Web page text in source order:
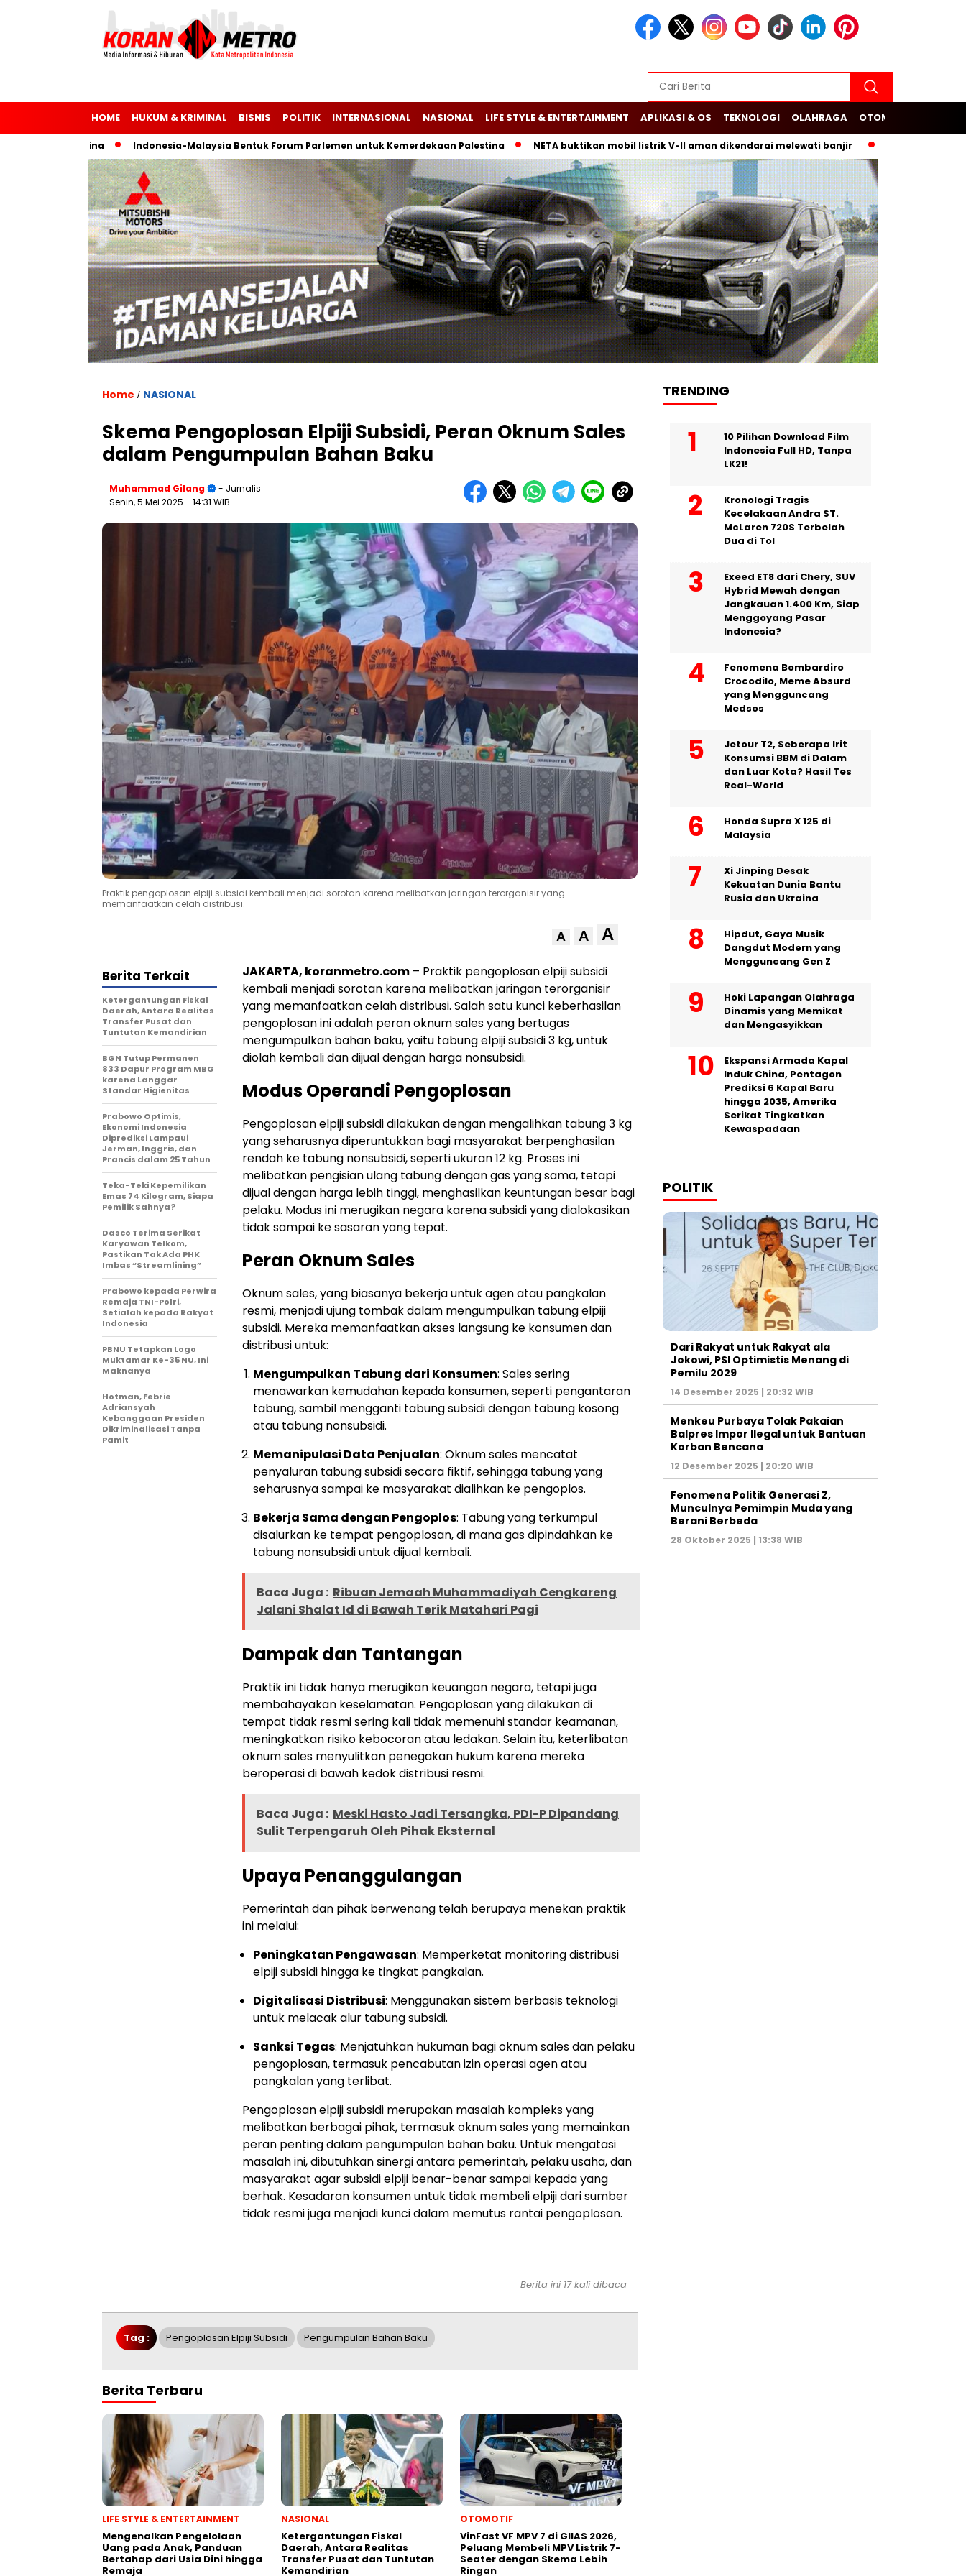
HOME HUKUM & KRIMINAL BISNIS POLITIK INTERNASIONAL NASIONAL LIFE STYLE & ENTERTAINMENT APLIKASI & OS TEKNOLOGI OLAHRAGA OTOMOTIF
Indonesia-Malaysia Bentuk Forum Parlemen untuk Kemerdekaan Palestina NETA buktikan mobil listrik V-II aman dikendarai melewati banjir Budi Arie Setiadi dan
Home / NASIONAL
Skema Pengoplosan Elpiji Subsidi, Peran Oknum Sales
dalam Pengumpulan Bahan Baku
Muhammad Gilang
- Jurnalis
Senin, 5 Mei 2025 - 14:31 WIB
Praktik pengoplosan elpiji subsidi kembali menjadi sorotan karena melibatkan jaringan terorganisir yang
memanfaatkan celah distribusi.
A A A
JAKARTA, koranmetro.com – Praktik pengoplosan elpiji subsidi
kembali menjadi sorotan karena melibatkan jaringan terorganisir
yang memanfaatkan celah distribusi. Salah satu kunci keberhasilan
pengoplosan ini adalah peran oknum sales yang bertugas
mengumpulkan bahan baku, yaitu tabung elpiji subsidi 3 kg, untuk
diolah kembali dan dijual dengan harga nonsubsidi.
Modus Operandi Pengoplosan
Pengoplosan elpiji subsidi dilakukan dengan mengalihkan tabung 3 kg
yang seharusnya diperuntukkan bagi masyarakat berpenghasilan
rendah ke tabung nonsubsidi, seperti ukuran 12 kg. Proses ini
melibatkan pengisian ulang tabung dengan gas yang sama, tetapi
dijual dengan harga lebih tinggi, menghasilkan keuntungan besar bagi
pelaku. Modus ini merugikan negara karena subsidi yang dialokasikan
tidak sampai ke sasaran yang tepat.
Peran Oknum Sales
Oknum sales, yang biasanya bekerja untuk agen atau pangkalan
resmi, menjadi ujung tombak dalam mengumpulkan tabung elpiji
subsidi. Mereka memanfaatkan akses langsung ke konsumen dan
distribusi untuk:
Mengumpulkan Tabung dari Konsumen: Sales sering
menawarkan kemudahan kepada konsumen, seperti pengantaran
tabung, sambil mengganti tabung subsidi dengan tabung kosong
atau tabung nonsubsidi.
Memanipulasi Data Penjualan: Oknum sales mencatat
penyaluran tabung subsidi secara fiktif, sehingga tabung yang
seharusnya sampai ke masyarakat dialihkan ke pengoplos.
Bekerja Sama dengan Pengoplos: Tabung yang terkumpul
disalurkan ke tempat pengoplosan, di mana gas dipindahkan ke
tabung nonsubsidi untuk dijual kembali.
Baca Juga : Ribuan Jemaah Muhammadiyah Cengkareng
Jalani Shalat Id di Bawah Terik Matahari Pagi
Dampak dan Tantangan
Praktik ini tidak hanya merugikan keuangan negara, tetapi juga
membahayakan keselamatan. Pengoplosan yang dilakukan di
tempat tidak resmi sering kali tidak memenuhi standar keamanan,
meningkatkan risiko kebocoran atau ledakan. Selain itu, keterlibatan
oknum sales menyulitkan penegakan hukum karena mereka
beroperasi di bawah kedok distribusi resmi.
Baca Juga : Meski Hasto Jadi Tersangka, PDI-P Dipandang
Sulit Terpengaruh Oleh Pihak Eksternal
Upaya Penanggulangan
Pemerintah dan pihak berwenang telah berupaya menekan praktik
ini melalui:
Peningkatan Pengawasan: Memperketat monitoring distribusi
elpiji subsidi hingga ke tingkat pangkalan.
Digitalisasi Distribusi: Menggunakan sistem berbasis teknologi
untuk melacak alur tabung subsidi.
Sanksi Tegas: Menjatuhkan hukuman bagi oknum sales dan pelaku
pengoplosan, termasuk pencabutan izin operasi agen atau
pangkalan yang terlibat.
Pengoplosan elpiji subsidi merupakan masalah kompleks yang
melibatkan berbagai pihak, termasuk oknum sales yang memainkan
peran penting dalam pengumpulan bahan baku. Untuk mengatasi
masalah ini, dibutuhkan sinergi antara pemerintah, pelaku usaha, dan
masyarakat agar subsidi elpiji benar-benar sampai kepada yang
berhak. Kesadaran konsumen untuk tidak membeli elpiji dari sumber
tidak resmi juga menjadi kunci dalam memutus rantai pengoplosan.
Berita Terkait
Ketergantungan Fiskal
Daerah, Antara Realitas
Transfer Pusat dan
Tuntutan Kemandirian
BGN Tutup Permanen
833 Dapur Program MBG
karena Langgar
Standar Higienitas
Prabowo Optimis,
Ekonomi Indonesia
Diprediksi Lampaui
Jerman, Inggris, dan
Prancis dalam 25 Tahun
Teka-Teki Kepemilikan
Emas 74 Kilogram, Siapa
Pemilik Sahnya?
Dasco Terima Serikat
Karyawan Telkom,
Pastikan Tak Ada PHK
Imbas “Streamlining”
Prabowo kepada Perwira
Remaja TNI-Polri,
Setialah kepada Rakyat
Indonesia
PBNU Tetapkan Logo
Muktamar Ke-35 NU, Ini
Maknanya
Hotman, Febrie
Adriansyah
Kebanggaan Presiden
Dikriminalisasi Tanpa
Pamit
Berita ini 17 kali dibaca
Tag : Pengoplosan Elpiji Subsidi Pengumpulan Bahan Baku
Berita Terbaru
LIFE STYLE & ENTERTAINMENT
Mengenalkan Pengelolaan
Uang pada Anak, Panduan
Bertahap dari Usia Dini hingga
Remaja
NASIONAL
Ketergantungan Fiskal
Daerah, Antara Realitas
Transfer Pusat dan Tuntutan
Kemandirian
OTOMOTIF
VinFast VF MPV 7 di GIIAS 2026,
Peluang Membeli MPV Listrik 7-
Seater dengan Skema Lebih
Ringan
TRENDING
10 Pilihan Download Film
Indonesia Full HD, Tanpa
LK21!
Kronologi Tragis
Kecelakaan Andra ST.
McLaren 720S Terbelah
Dua di Tol
Exeed ET8 dari Chery, SUV
Hybrid Mewah dengan
Jangkauan 1.400 Km, Siap
Menggoyang Pasar
Indonesia?
Fenomena Bombardiro
Crocodilo, Meme Absurd
yang Mengguncang
Medsos
Jetour T2, Seberapa Irit
Konsumsi BBM di Dalam
dan Luar Kota? Hasil Tes
Real-World
Honda Supra X 125 di
Malaysia
Xi Jinping Desak
Kekuatan Dunia Bantu
Rusia dan Ukraina
Hipdut, Gaya Musik
Dangdut Modern yang
Mengguncang Gen Z
Hoki Lapangan Olahraga
Dinamis yang Memikat
dan Mengasyikkan
Ekspansi Armada Kapal
Induk China, Pentagon
Prediksi 6 Kapal Baru
hingga 2035, Amerika
Serikat Tingkatkan
Kewaspadaan
POLITIK
Dari Rakyat untuk Rakyat ala
Jokowi, PSI Optimistis Menang di
Pemilu 2029
14 Desember 2025 | 20:32 WIB
Menkeu Purbaya Tolak Pakaian
Balpres Impor Ilegal untuk Bantuan
Korban Bencana
12 Desember 2025 | 20:20 WIB
Fenomena Politik Generasi Z,
Munculnya Pemimpin Muda yang
Berani Berbeda
28 Oktober 2025 | 13:38 WIB